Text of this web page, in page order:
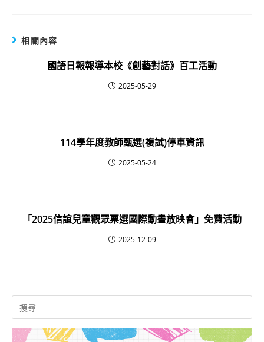
相關內容
國語日報報導本校《創藝對話》百工活動
2025-05-29
114學年度教師甄選(複試)停車資訊
2025-05-24
「2025信誼兒童觀眾票選國際動畫放映會」免費活動
2025-12-09
Search
for: